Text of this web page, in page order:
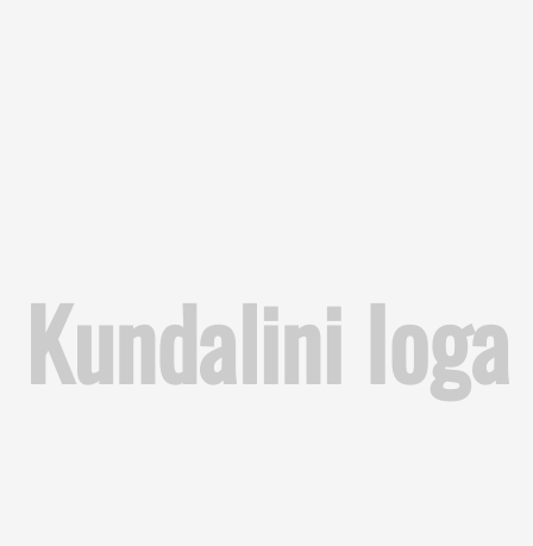
Kundalini Ioga